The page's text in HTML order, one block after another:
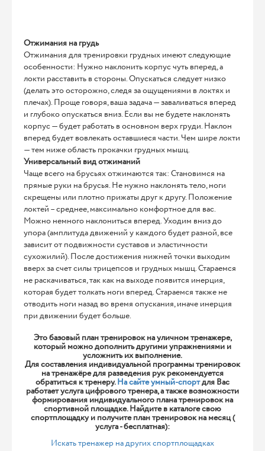
Отжимания на грудь
Отжимания для тренировки грудных имеют следующие
особенности: Нужно наклонить корпус чуть вперед, а
локти расставить в стороны. Опускаться следует низко
(делать это осторожно, следя за ощущениями в локтях и
плечах). Проще говоря, ваша задача — заваливаться вперед
и глубоко опускаться вниз. Если вы не будете наклонять
корпус — будет работать в основном верх груди. Наклон
вперед будет вовлекать оставшиеся части. Чем шире локти
— тем ниже область прокачки грудных мышц.
Универсальный вид отжиманий
Чаще всего на брусьях отжимаются так: Становимся на
прямые руки на брусья. Не нужно наклонять тело, ноги
скрещены или плотно прижаты друг к другу. Положение
локтей – среднее, максимально комфортное для вас.
Можно немного наклониться вперед. Уходим вниз до
упора (амплитуда движений у каждого будет разной, все
зависит от подвижности суставов и эластичности
сухожилий). После достижения нижней точки выходим
вверх за счет силы трицепсов и грудных мышц. Стараемся
не раскачиваться, так как на выходе появится инерция,
которая будет толкать ноги вперед. Стараемся также не
отводить ноги назад во время опускания, иначе инерция
при движении будет больше.
Это базовый план тренировок на уличном тренажере,
который можно дополнить другими упражнениями и
усложнить их выполнение.
Для составления индивидуальной программы тренировок
на тренажёре для разведения рук рекомендуется
обратиться к тренеру.На сайте умный-спортдля Вас
работает услуга цифрового тренера, а также возможности
формирования индивидуального плана тренировок на
спортивной площадке. Найдите в каталоге свою
спортплощадку и получите план тренировок на месяц (
услуга - бесплатная):
Искать тренажер на других спортплощадках